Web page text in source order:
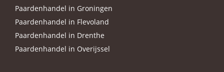
Paardenhandel in Groningen
Paardenhandel in Flevoland
Paardenhandel in Drenthe
Paardenhandel in Overijssel